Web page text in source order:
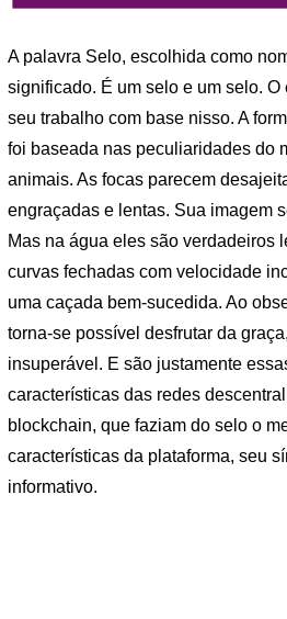
A palavra Selo, escolhida como
significado. É um selo e um selo.
seu trabalho com base nisso. A
foi baseada nas peculiaridades do
animais. As focas parecem
engraçadas e lentas. Sua imagem
Mas na água eles são verdadeiros
curvas fechadas com velocidade
uma caçada bem-sucedida. Ao
torna-se possível desfrutar da
insuperável. E são justamente
características das redes
blockchain, que faziam do selo o
características da plataforma, seu
informativo.